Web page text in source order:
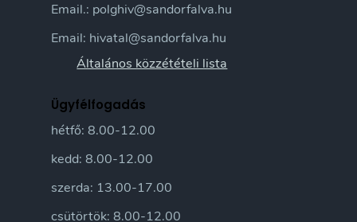
Email.: polghiv@sandorfalva.hu
Email: hivatal@sandorfalva.hu
Általános közzétételi lista
Ügyfélfogadás
hétfő: 8.00-12.00
kedd: 8.00-12.00
szerda: 13.00-17.00
csütörtök: 8.00-12.00